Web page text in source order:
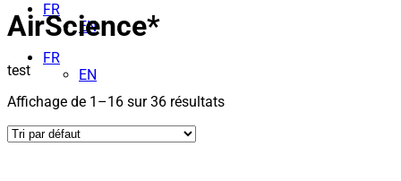
FR
EN
FR
EN
AirScience*
test
Affichage de 1–16 sur 36 résultats